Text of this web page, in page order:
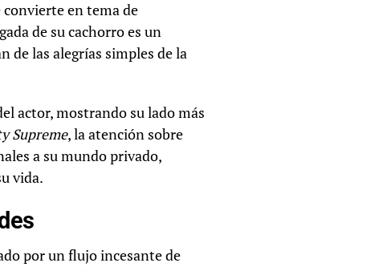
convierte en tema de
de su cachorro es un
de las alegrías simples de la
actor, mostrando su lado más
Supreme, la atención sobre
a su mundo privado,
vida.
por un flujo incesante de